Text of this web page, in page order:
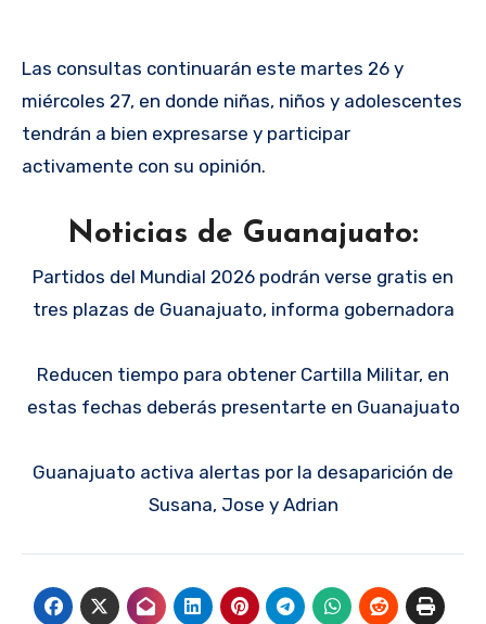
Las consultas continuarán este martes 26 y
miércoles 27, en donde niñas, niños y adolescentes
tendrán a bien expresarse y participar
activamente con su opinión.
Noticias de Guanajuato:
Partidos del Mundial 2026 podrán verse gratis en
tres plazas de Guanajuato, informa gobernadora
Reducen tiempo para obtener Cartilla Militar, en
estas fechas deberás presentarte en Guanajuato
Guanajuato activa alertas por la desaparición de
Susana, Jose y Adrian